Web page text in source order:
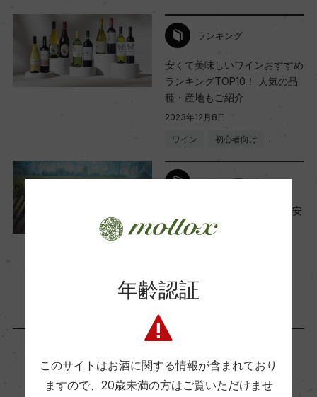
コンクール入賞歴
(2022)サクラアワード 2024 金賞/サクラアワード
ー
Wine Advocate 獲得点
ー
国内ワイン専門誌評価歴
Wine Spectator 得点
ランキング
安くて美味しいワインおすすめ
ランキングTOP10！ 人気の品
種・産地もご紹介
2023年12月8日
ワイン 初心者向け …
ワインと暮らす
“家飲み派”を応援！これぞ旨安
チリワイン「デル・スール」
「生産者」が同じ商品
年齢認証
このサイトはお酒に関する情報が含まれており
ますので、 20歳未満の方はご覧いただけませ